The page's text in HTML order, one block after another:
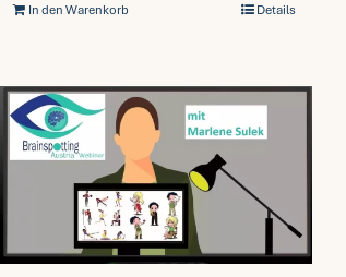
In den Warenkorb Details